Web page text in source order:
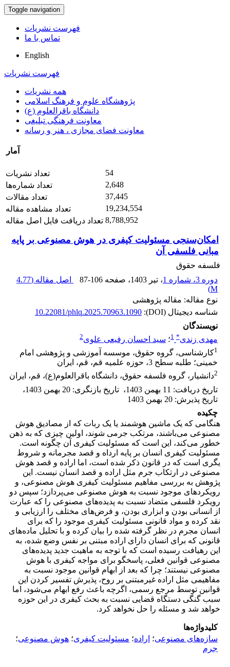
Toggle navigation
فهرست نشریات
تماس با ما
English
فهرست نشریات
همه نشریات
پژوهشگاه علوم و فرهنگ اسلامی
دانشگاه باقرالعلوم (ع)
معاونت فرهنگی تبلیغی
معاونت فضای مجازی ، هنر و رسانه
آمار
تعداد نشریات
54
تعداد شماره‌ها
2,648
تعداد مقالات
37,445
تعداد مشاهده مقاله
19,234,554
تعداد دریافت فایل اصل مقاله 8,788,952
امکان‌سنجی مسئولیت کیفری در هوش مصنوعی بر پایه
مبانی فلسفی آن
فلسفه حقوق
دوره 3، شماره 1
، تیر 1403 ، صفحه 87-106 اصل مقاله (4.77
M
)
نوع مقاله: مقاله پژوهشی
شناسه دیجیتال (DOI):
10.22081/phlq.2025.70963.1090
نویسندگان
مهدی زندی*
1؛ سید احسان رفیعی علوی2
1کارشناسی، گروه حقوق، موسسه آموزشی و پژوهشی امام
خمینی؛ طلبه سطح 3، حوزه علمیه قم، قم، ایران
2دانشیار، گروه فلسفه حقوق، دانشگاه باقرالعلوم(ع)، قم، ایران
تاریخ دریافت: 11 بهمن 1403 ، تاریخ بازنگری: 20 بهمن 1403
،
تاریخ پذیرش: 20 بهمن 1403
چکیده
هنگامی که یک ماشین هوشمند یا یک ربات که از مصادیق هوش
مصنوعی می‌باشند، مرتکب جرمی شوند، اولین چیزی که به ذهن
خطور می‌کند، این است که مسئولیت کیفری آن چگونه است.
مسئولیت کیفری انسان بر پایه ارداه و قصد مجرمانه و شروط
یگری است که در قانون ذکر شده است، اما اراده و قصد هوش
مصنوعی در ارتکاب جرم مثل اراده و قصد انسان نیست. این
پژوهش به بررسی مفاهیم مسئولیت کیفری هوش مصنوعی، و
رویکردهای موجود نسبت به هوش مصنوعی می‌پردازد؛ سپس دو
رویکرد فلسفی متضاد نسبت به پدیده‌های مصنوعی را که عبارت
از انسانی بودن و ابزاری بودن، و فرض‌های مختلف را ارزیابی و
نقد کرده و مواد قانونی مسئولیت کیفری موجود را که برای
انسان مجرم در نظر گرفته شده را بیان کرده و با تحلیل ماده‌های
قانونی که برای انسان دارای اراده مبتنی بر نفس وضع شده، به
این رهیافت رسیده است که با توجه به ماهیت جدید پدیده‌های
مصنوعی قوانین فعلی، پاسخگو برای مواجه کیفری با هوش
مصنوعی نیستند؛ چرا که بعد از ابهام قوانین موجود نسبت به
مفاهیمی مثل اراده غیرمبتنی بر روح، پذیرش تفسیر کردن این
قوانین توسط مرجع رسمی، اگرچه باعث رفع ابهام می‌شود، اما
سبب گنگی دستگاه قضایی نسبت به بحث کیفری در این حوزه
خواهد شد و مسئله را حل نخواهد کرد.
کلیدواژه‌ها
سازه‌های مصنوعی؛ اراده؛ مسئولیت کیفری؛ هوش مصنوعی؛
جرم